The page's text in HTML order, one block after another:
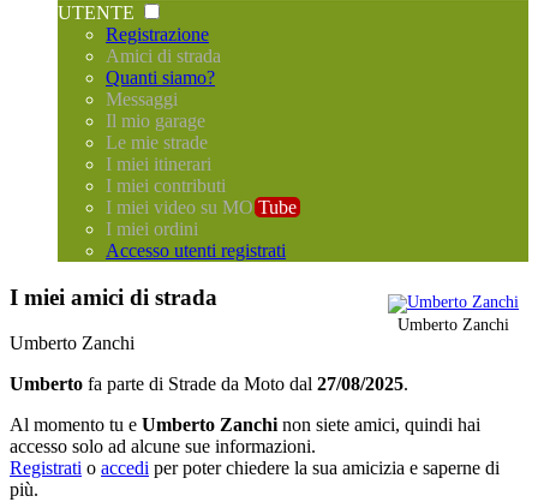
UTENTE
Registrazione
Amici di strada
Quanti siamo?
Messaggi
Il mio garage
Le mie strade
I miei itinerari
I miei contributi
I miei video su MO Tube
I miei ordini
Accesso utenti registrati
Umberto Zanchi
I miei amici di strada
Umberto Zanchi
Umberto fa parte di Strade da Moto dal 27/08/2025.
Al momento tu e Umberto Zanchinon siete amici, quindi hai
accesso solo ad alcune sue informazioni.
Registrati o accedi per poter chiedere la sua amicizia e saperne di
più.